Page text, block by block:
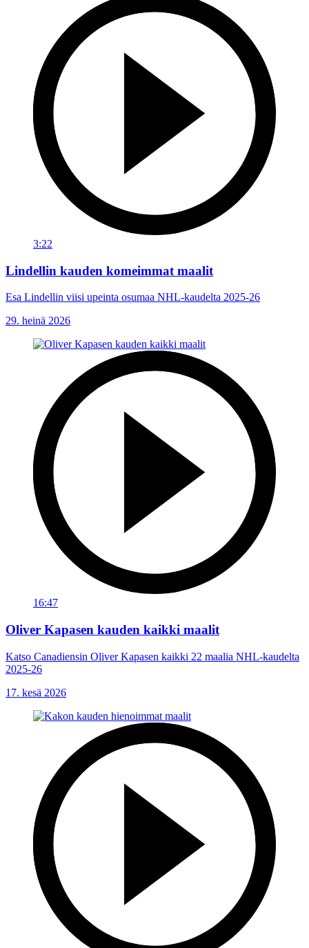
3:22
Lindellin kauden komeimmat maalit
Esa Lindellin viisi upeinta osumaa NHL-kaudelta 2025-26
29. heinä 2026
16:47
Oliver Kapasen kauden kaikki maalit
Katso Canadiensin Oliver Kapasen kaikki 22 maalia NHL-kaudelta
2025-26
17. kesä 2026